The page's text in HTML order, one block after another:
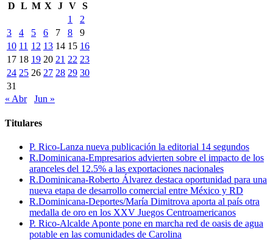
D L M X J V S
1
2
3
4 5 6 7 8
9
10 11 12 13 14 15 16
17 18 19 20 21 22 23
24 25 26 27 28 29 30
31
« Abr
Jun »
Titulares
P. Rico-Lanza nueva publicación la editorial 14 segundos
R.Dominicana-Empresarios advierten sobre el impacto de los
aranceles del 12.5% a las exportaciones nacionales
R.Dominicana-Roberto Álvarez destaca oportunidad para una
nueva etapa de desarrollo comercial entre México y RD
R.Dominicana-Deportes/María Dimitrova aporta al país otra
medalla de oro en los XXV Juegos Centroamericanos
P. Rico-Alcalde Aponte pone en marcha red de oasis de agua
potable en las comunidades de Carolina